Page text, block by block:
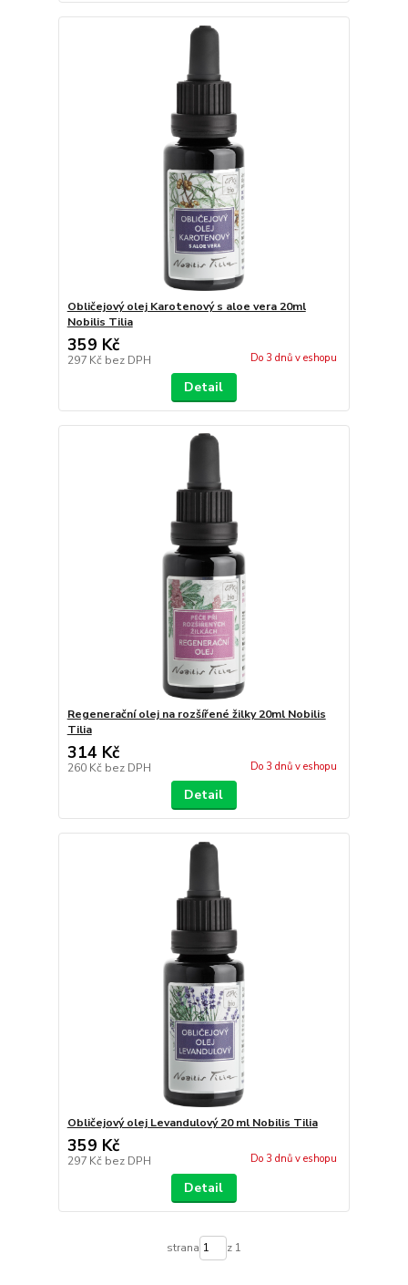
Obličejový olej Karotenový s aloe vera 20ml
Nobilis Tilia
359 Kč
297 Kč bez DPH Do 3 dnů v eshopu
Detail
Regenerační olej na rozšířené žilky 20ml Nobilis
Tilia
314 Kč
260 Kč bez DPH Do 3 dnů v eshopu
Detail
Obličejový olej Levandulový 20 ml Nobilis Tilia
359 Kč
297 Kč bez DPH Do 3 dnů v eshopu
Detail
strana z 1